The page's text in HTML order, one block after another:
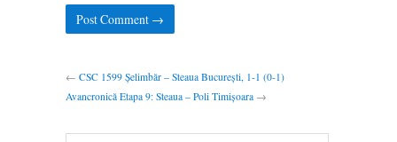
← CSC 1599 Șelimbăr – Steaua București, 1-1 (0-1)
Avancronică Etapa 9: Steaua – Poli Timișoara →